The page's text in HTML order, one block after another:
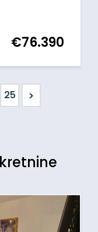
€76.390
25 >